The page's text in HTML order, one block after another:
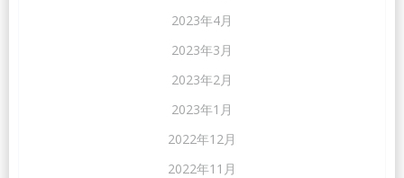
2023年4月
2023年3月
2023年2月
2023年1月
2022年12月
2022年11月